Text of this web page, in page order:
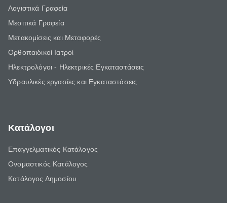
Λογιστικά Γραφεία
Μεσιτικά Γραφεία
Μετακομίσεις και Μεταφορές
Ορθοπαιδικοί Ιατροί
Ηλεκτρολόγοι - Ηλεκτρικές Εγκαταστάσεις
Υδραυλικές εργασίες και Εγκαταστάσεις
Κατάλογοι
Επαγγελματικός Κατάλογος
Ονομαστικός Κατάλογος
Κατάλογος Δημοσίου